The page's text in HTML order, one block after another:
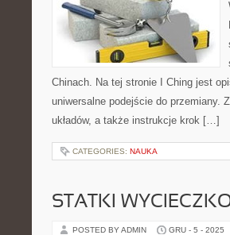
Chinach. Na tej stronie I Ching jest
uniwersalne podejście do przemiany.
układów, a także instrukcje krok […]
CATEGORIES: NAUKA
STATKI
POSTED BY ADMIN GRU - 5 - 2025